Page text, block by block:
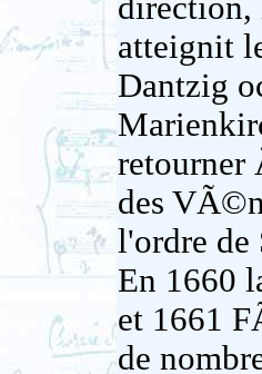
atteignit
Dantzig
retourner
des
l'ordre de
En 1660
et 1661
de